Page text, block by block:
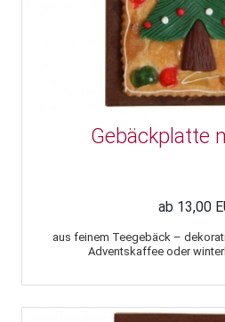
Gebäckplatte
ab 13,00
aus feinem Teegebäck –
Adventskaffee oder